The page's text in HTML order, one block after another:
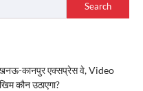
Search
कानपुर एक्सप्रेस वे, Video
कौन उठाएगा?